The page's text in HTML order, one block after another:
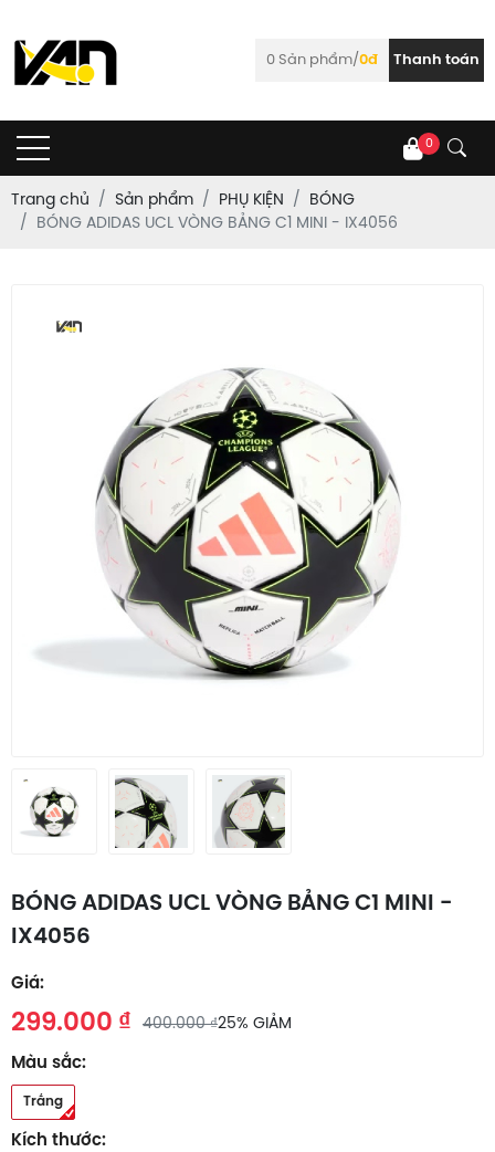
0 Sản phẩm/0đ Thanh toán
0
Trang chủ Sản phẩm PHỤ KIỆN
BÓNG
BÓNG ADIDAS UCL VÒNG BẢNG C1 MINI - IX4056
BÓNG ADIDAS UCL VÒNG BẢNG C1 MINI -
IX4056
Giá:
299.000 ₫ 400.000 ₫25% GIẢM
Màu sắc:
Trắng
Kích thước: